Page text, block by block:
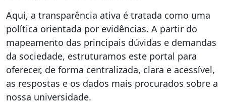
Aqui, a transparência ativa é tratada como uma
política orientada por evidências. A partir do
mapeamento das principais dúvidas e demandas
da sociedade, estruturamos este portal para
oferecer, de forma centralizada, clara e acessível,
as respostas e os dados mais procurados sobre a
nossa universidade.